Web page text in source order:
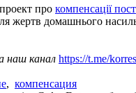
про компенсації
жертв домашнього
наш канал https://t.me/
, компенсация